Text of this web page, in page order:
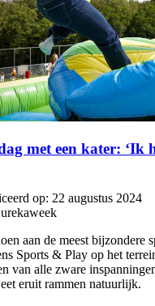
met een kater: ‘Ik
op: 22 augustus 2024
aan de meest bijzondere
Sports & Play op het
van alle zware
eruit rammen natuurlijk.